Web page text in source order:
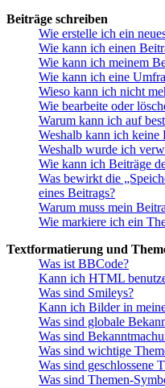
Beiträge schreiben
Wie erstelle ich ein
Wie kann ich einen
Wie kann ich meinem
Wie kann ich eine
Wieso kann ich nicht
Wie bearbeite oder
Warum kann ich auf
Weshalb kann ich keine
Weshalb wurde ich
Wie kann ich Beiträge
Was bewirkt die
eines Beitrags?
Warum muss mein
Wie markiere ich ein
Textformatierung und
Was ist BBCode?
Kann ich HTML
Was sind Smileys?
Kann ich Bilder in
Was sind globale
Was sind
Was sind wichtige
Was sind geschlossene
Was sind Themen-